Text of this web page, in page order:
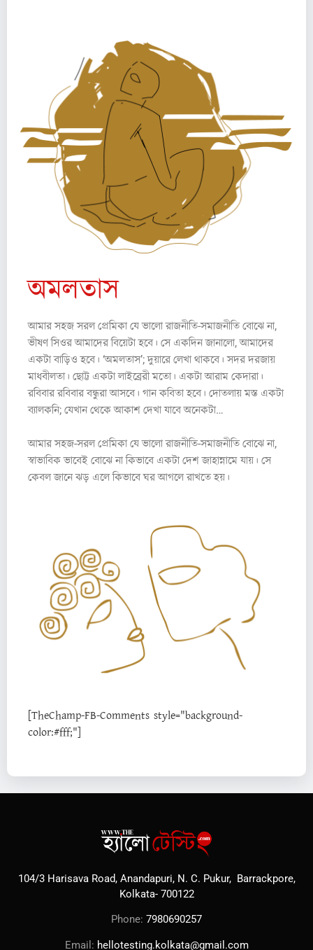
অমলতাস
আমার সহজ সরল প্রেমিকা যে ভালো রাজনীতি-সমাজনীতি বোঝে না,
ভীষণ সিওর আমাদের বিয়েটা হবে। সে একদিন জানালো, আমাদের
একটা বাড়িও হবে। ‘অমলতাস’; দুয়ারে লেখা থাকবে। সদর দরজায়
মাধবীলতা। ছোট্ট একটা লাইব্রেরী মতো। একটা আরাম কেদারা।
রবিবার রবিবার বন্ধুরা আসবে। গান কবিতা হবে। দোতলায় মস্ত একটা
ব্যালকনি; যেখান থেকে আকাশ দেখা যাবে অনেকটা…
আমার সহজ-সরল প্রেমিকা যে ভালো রাজনীতি-সমাজনীতি বোঝে না,
স্বাভাবিক ভাবেই বোঝে না কিভাবে একটা দেশ জাহান্নামে যায়। সে
কেবল জানে ঝড় এলে কিভাবে ঘর আগলে রাখতে হয়।
[TheChamp-FB-Comments style="background-
color:#fff;"]
104/3 Harisava Road, Anandapuri, N. C. Pukur, Barrackpore,
Kolkata- 700122
Phone: 7980690257
Email: hellotesting.kolkata@gmail.com